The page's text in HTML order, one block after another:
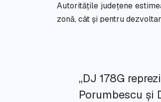
Autoritățile județene
zonă, cât și pentru
„DJ 178G
Porumbescu și